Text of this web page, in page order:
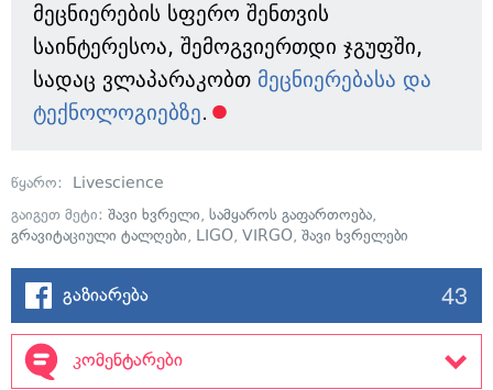
მეცნიერების სფერო შენთვის
საინტერესოა, შემოგვიერთდი ჯგუფში,
სადაც ვლაპარაკობთ მეცნიერებასა და
ტექნოლოგიებზე.
წყარო: Livescience
გაიგეთ მეტი: შავი ხვრელი, სამყაროს გაფართოება,
გრავიტაციული ტალღები, LIGO, VIRGO, შავი ხვრელები
გაზიარება 43
კომენტარები